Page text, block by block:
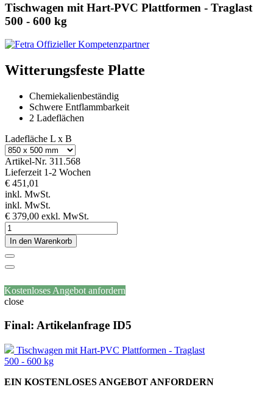
Tischwagen mit Hart-PVC Plattformen - Traglast
500 - 600 kg
Witterungsfeste Platte
Chemiekalienbeständig
Schwere Entflammbarkeit
2 Ladeflächen
Ladefläche L x B
Artikel-Nr. 311.568
Lieferzeit 1-2 Wochen
€ 451,01
inkl. MwSt.
inkl. MwSt.
€ 379,00 exkl. MwSt.
In den Warenkorb
Kostenloses Angebot anfordern
close
Final: Artikelanfrage ID5
Tischwagen mit Hart-PVC Plattformen - Traglast
500 - 600 kg
EIN KOSTENLOSES ANGEBOT ANFORDERN